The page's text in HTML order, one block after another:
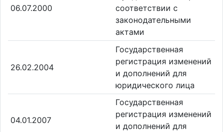
06.07.2000
соответствии с
законодательными
актами
26.02.2004
Государственная
регистрация изменений
и дополнений для
юридического лица
04.01.2007
Государственная
регистрация изменений
и дополнений для